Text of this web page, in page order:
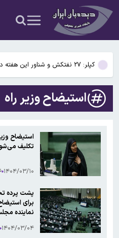
قیمت نفت صعودی ماند
باد و گردوخاک در بخش‌هایی از
کپلر: ۲۷ نفتکش و شناور این هفته در تنگه هرمز تردد کردند
پاسخ تأمین‌اجتماعی به زمان
کشف بقایای انسانی در ارتفاعات
قیمت نفت صعودی ماند
باد و گردوخاک در بخش‌هایی از
استیضاح وزیر راه
استیضاح
تکلیف
۱۴۰۴/۰۳/۱۰
پشت پرده
برای
نماینده
۱۴۰۴/۰۳/۰۴